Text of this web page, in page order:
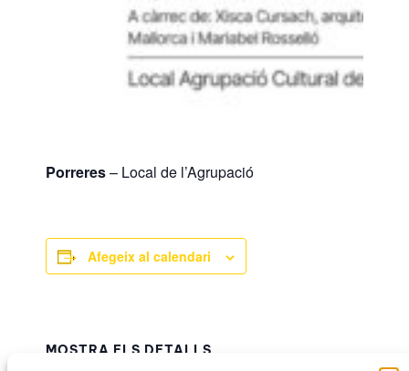
Porreres– Local de l’Agrupació
Afegeix al calendari
MOSTRA ELS DETALLS